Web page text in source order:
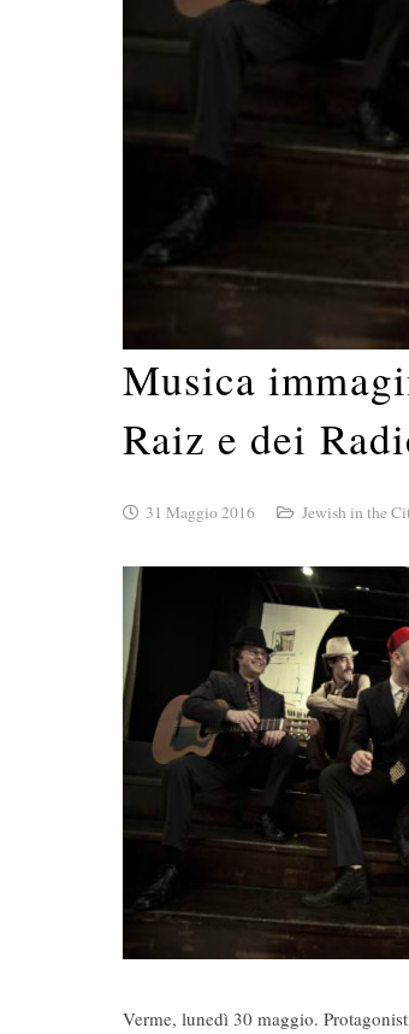
Musica
Raiz e dei
31 Maggio 2016 Jewish in the
Verme, lunedì 30 maggio.